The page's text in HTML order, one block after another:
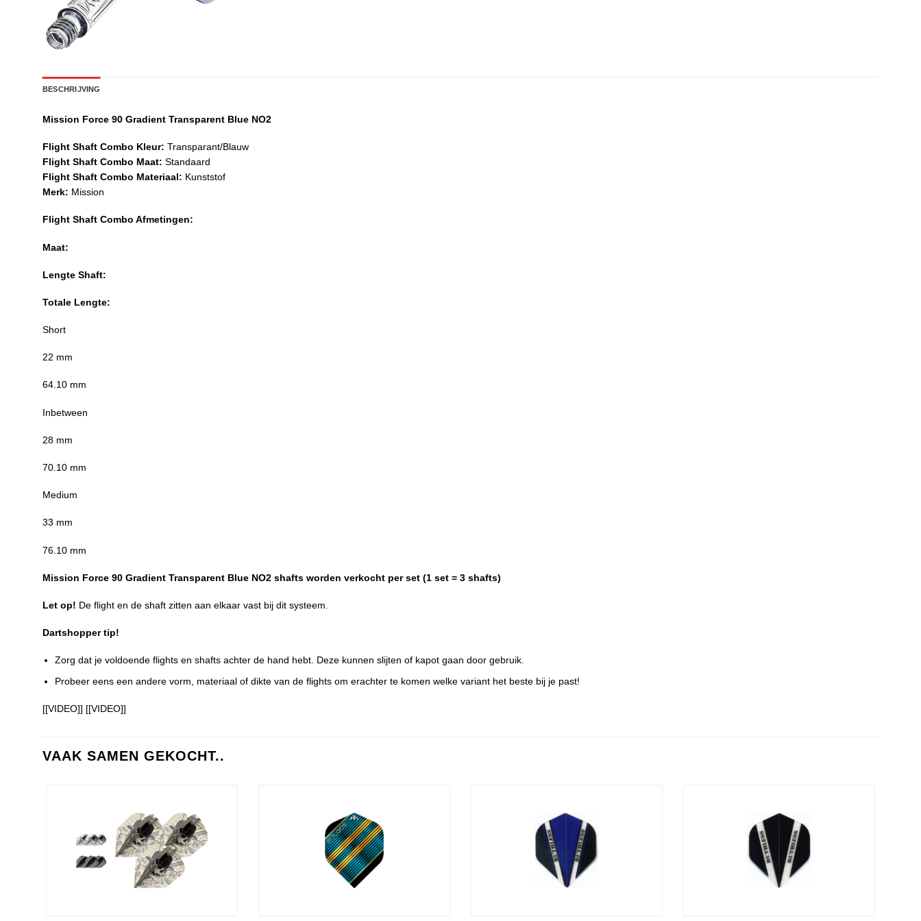
BESCHRIJVING
Mission Force 90 Gradient Transparent Blue NO2
Flight Shaft Combo Kleur: Transparant/Blauw
Flight Shaft Combo Maat: Standaard
Flight Shaft Combo Materiaal: Kunststof
Merk: Mission
Flight Shaft Combo Afmetingen:
Maat:
Lengte Shaft:
Totale Lengte:
Short
22 mm
64.10 mm
Inbetween
28 mm
70.10 mm
Medium
33 mm
76.10 mm
Mission Force 90 Gradient Transparent Blue NO2 shafts worden verkocht per set (1 set = 3 shafts)
Let op! De flight en de shaft zitten aan elkaar vast bij dit systeem.
Dartshopper tip!
Zorg dat je voldoende flights en shafts achter de hand hebt. Deze kunnen slijten of kapot gaan door gebruik.
Probeer eens een andere vorm, materiaal of dikte van de flights om erachter te komen welke variant het beste bij je past!
[[VIDEO]] [[VIDEO]]
VAAK SAMEN GEKOCHT..